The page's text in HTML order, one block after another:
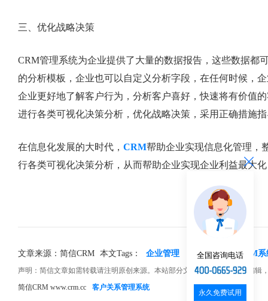
三、优化战略决策
CRM管理系统为企业提供了大量的数据报告，这些数据都
的分析模板，企业也可以自定义分析字段，在任何时候，
企业更好地了解客户行为，分析客户喜好，快速将有价值
进行各类可视化决策分析，优化战略决策，采用正确措施
在信息化发展的大时代， CRM帮助企业实现信息化管理，
行各类可视化决策分析，从而帮助企业实现企业利益最大
文章来源：简信CRM 本文Tags： 企业管理 信息化管理 CRM系
声明：简信文章如需转载请注明原创来源。本站部分文章和图片来源网络编
简信CRM www.crm.cc
客户关系管理系统
全国咨询电话
永久免费试用